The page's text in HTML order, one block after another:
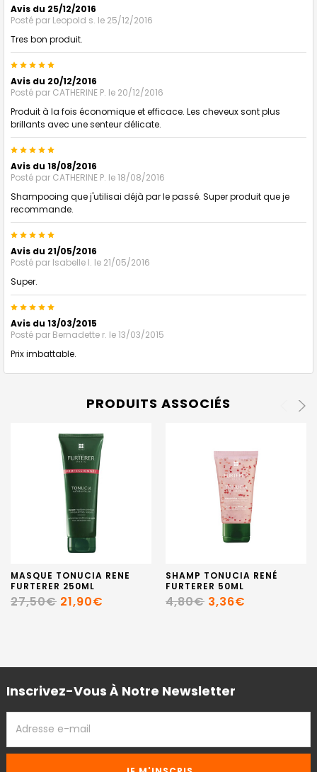
Avis du 25/12/2016
Posté par Leopold s. le 25/12/2016
Tres bon produit.
5
Avis du 20/12/2016
Posté par CATHERINE P. le 20/12/2016
Produit à la fois économique et efficace. Les cheveux sont plus
brillants avec une senteur délicate.
5
Avis du 18/08/2016
Posté par CATHERINE P. le 18/08/2016
Shampooing que j'utilisai déjà par le passé. Super produit que je
recommande.
5
Avis du 21/05/2016
Posté par Isabelle l. le 21/05/2016
Super.
5
Avis du 13/03/2015
Posté par Bernadette r. le 13/03/2015
Prix imbattable.
PRODUITS ASSOCIÉS
MASQUE TONUCIA RENE
FURTERER 250ML
27,50€ 21,90€
SHAMP TONUCIA RENÉ
FURTERER 50ML
4,80€ 3,36€
Inscrivez-Vous À Notre Newsletter
EMAIL